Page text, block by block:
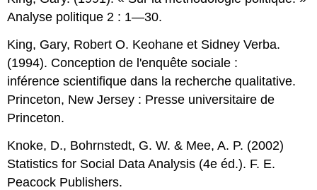
Analyse politique 2 : 1—30.
King, Gary, Robert O. Keohane et Sidney Verba.
(1994). Conception de l'enquête sociale :
inférence scientifique dans la recherche qualitative.
Princeton, New Jersey : Presse universitaire de
Princeton.
Knoke, D., Bohrnstedt, G. W. & Mee, A. P. (2002)
Statistics for Social Data Analysis (4e éd.). F. E.
Peacock Publishers.